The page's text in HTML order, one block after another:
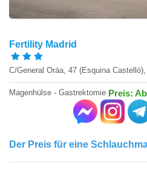
Fertility Madrid
C/General Oráa, 47 (Esquina
Magenhülse - Gastrektomie Preis:
Der Preis für eine